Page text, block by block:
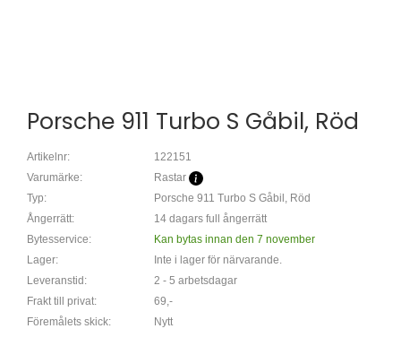
Porsche 911 Turbo S Gåbil, Röd
Artikelnr:
122151
Varumärke:
Rastar
Typ:
Porsche 911 Turbo S Gåbil, Röd
Ångerrätt:
14 dagars full ångerrätt
Bytesservice:
Kan bytas innan den 7 november
Lager:
Inte i lager för närvarande.
Leveranstid:
2 - 5 arbetsdagar
Frakt till privat:
69,-
Föremålets skick:
Nytt